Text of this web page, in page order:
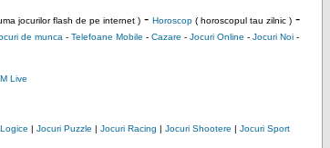
jocurilor flash de pe internet )- Horoscop( horoscopul tau zilnic )-
de munca - Telefoane Mobile - Cazare - Jocuri Online - Jocuri Noi-
Live
| Jocuri Puzzle | Jocuri Racing | Jocuri Shootere | Jocuri Sport